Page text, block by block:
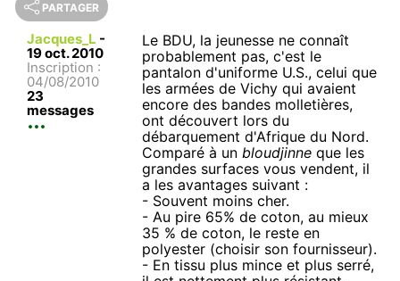
PARTAGER
Jacques_L -
19 oct. 2010
Inscription :
04/08/2010
23
messages
Le BDU, la jeunesse ne connaît
probablement pas, c'est le
pantalon d'uniforme U.S., celui que
les armées de Vichy qui avaient
encore des bandes molletières,
ont découvert lors du
débarquement d'Afrique du Nord.
Comparé à unbloudjinne que les
grandes surfaces vous vendent, il
a les avantages suivant :
- Souvent moins cher.
- Au pire 65% de coton, au mieux
35 % de coton, le reste en
polyester (choisir son fournisseur).
- En tissu plus mince et plus serré,